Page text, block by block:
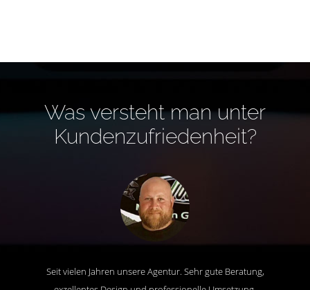
Was versteht man unter
Kundenzufriedenheit?
Seit vielen Jahren unsere Agentur. Sehr gute Beratung,